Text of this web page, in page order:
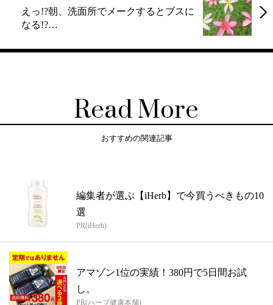
えっ!?朝、洗面所でメークするとブスに
なる!?…
Read More
おすすめの関連記事
編集者が選ぶ【iHerb】で今買うべきもの10
選
PR(iHerb)
アマゾン1位の実績！380円で5日間お試
し。
PR(ハーブ健康本舗)